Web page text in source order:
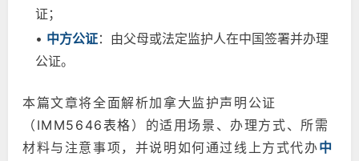
证；
• 中方公证：由父母或法定监护人在中国签署并办理
公证。
本篇文章将全面解析加拿大监护声明公证
（ IMM5646表格）的适用场景、办理方式、所需
材料与注意事项，并说明如何通过线上方式代办中